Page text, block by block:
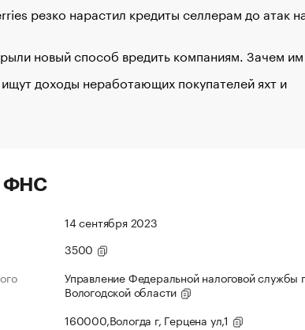
резко нарастил кредиты селлерам до атак
новый способ вредить компаниям. Зачем
доходы неработающих покупателей яхт и
ФНС
14 сентября 2023
3500
Управление Федеральной налоговой службы
Вологодской области
160000,Вологда г, Герцена ул,1